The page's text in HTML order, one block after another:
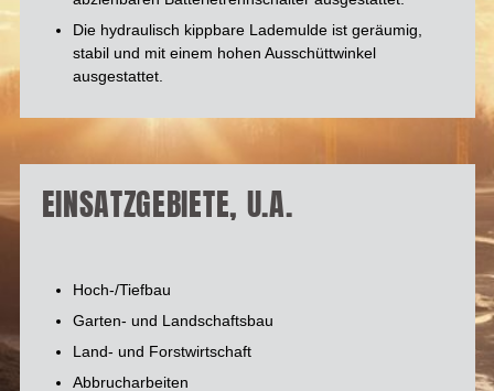
Die hydraulisch kippbare Lademulde ist geräumig,
stabil und mit einem hohen Ausschüttwinkel
ausgestattet.
EINSATZGEBIETE, U.A.
Hoch-/Tiefbau
Garten- und Landschaftsbau
Land- und Forstwirtschaft
Abbrucharbeiten